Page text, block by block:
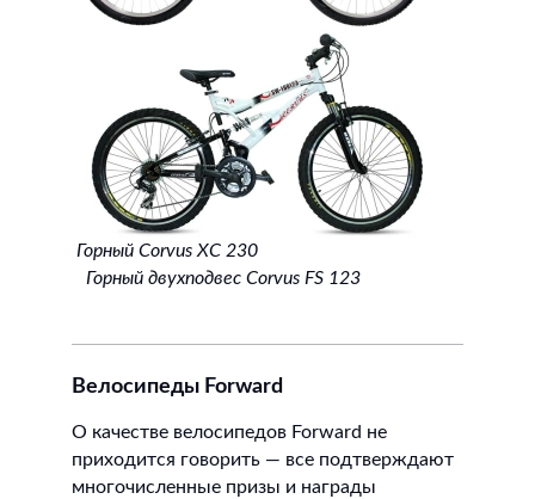
Горный Сorvus XC 230
Горный двухподвес Сorvus FS 123
Велосипеды Forward
О качестве велосипедов Forward не
приходится говорить — все подтверждают
многочисленные призы и награды